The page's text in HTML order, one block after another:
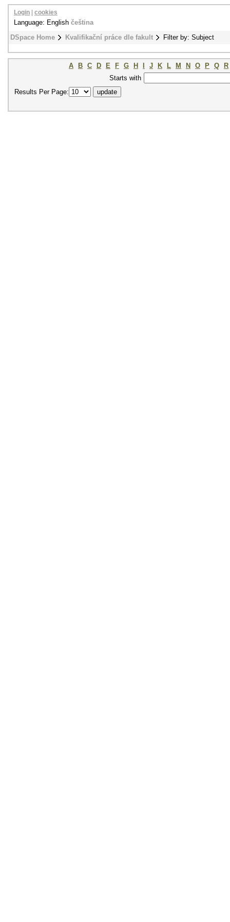
DSpace Home Kvalifikační práce dle fakult Filter by: Subject
Login cookies
Language: English čeština
A B C D E F G H J K L M N O P Q
R
Starts with
Results Per Page: